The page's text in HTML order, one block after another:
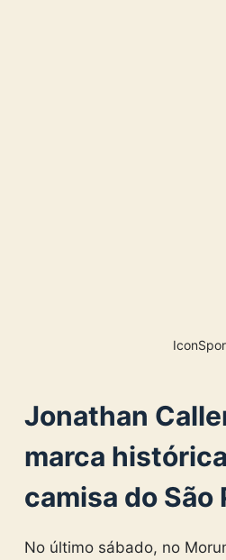
Jonathan
marca
camisa do São
No último sábado, no